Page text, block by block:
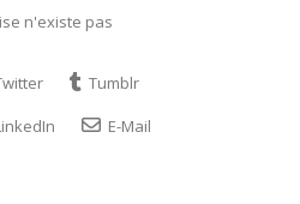
n'existe pas
Tumblr
E-Mail